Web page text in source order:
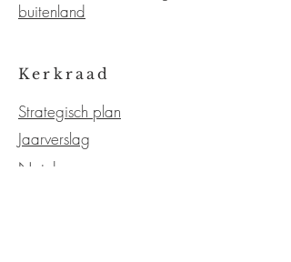
buitenland
Kerkraad
Strategisch plan
Jaarverslag
Notulen